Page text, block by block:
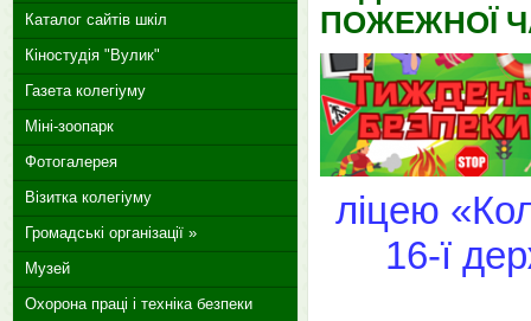
ПОЖЕЖНОЇ
ліцею
16-ї
Каталог сайтів шкіл
Кіностудія "Вулик"
Газета колегіуму
Міні-зоопарк
Фотогалерея
Візитка колегіуму
Громадські організації »
Музей
Охорона праці і техніка безпеки